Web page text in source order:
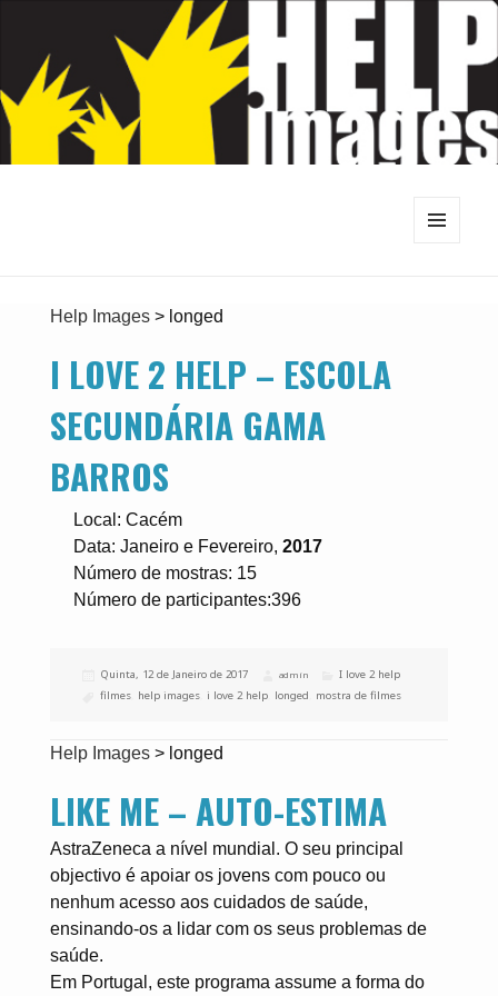
Help Images> longed
I LOVE 2 HELP – ESCOLA
SECUNDÁRIA GAMA
BARROS
Local: Cacém
Data: Janeiro e Fevereiro,2017
Número de mostras: 15
Número de participantes:396
Publicado
Quinta, 12 de Janeiro de 2017 Autor
admin Categorias
I love 2 help
Etiquetas
filmes help images i love 2 help longed mostra de filmes
Help Images> longed
LIKE ME – AUTO-ESTIMA
AstraZeneca a nível mundial. O seu principal
objectivo é apoiar os jovens com pouco ou
nenhum acesso aos cuidados de saúde,
ensinando-os a lidar com os seus problemas de
saúde.
Em Portugal, este programa assume a forma do